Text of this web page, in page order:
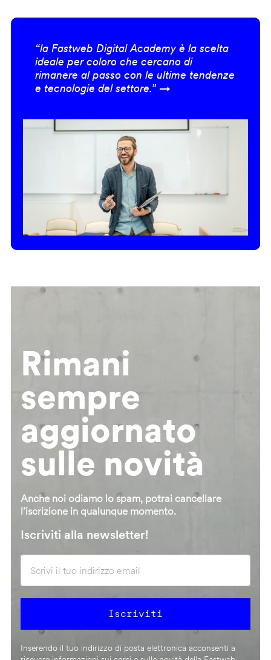
“la Fastweb Digital Academy è la scelta
ideale per coloro che cercano di
rimanere al passo con le ultime tendenze
e tecnologie del settore.” →
Rimani
sempre
aggiornato
sulle novità
Anche noi odiamo lo spam, potrai cancellare
l’iscrizione in qualunque momento.
Iscriviti alla newsletter!
Inserendo il tuo indirizzo di posta elettronica acconsenti a